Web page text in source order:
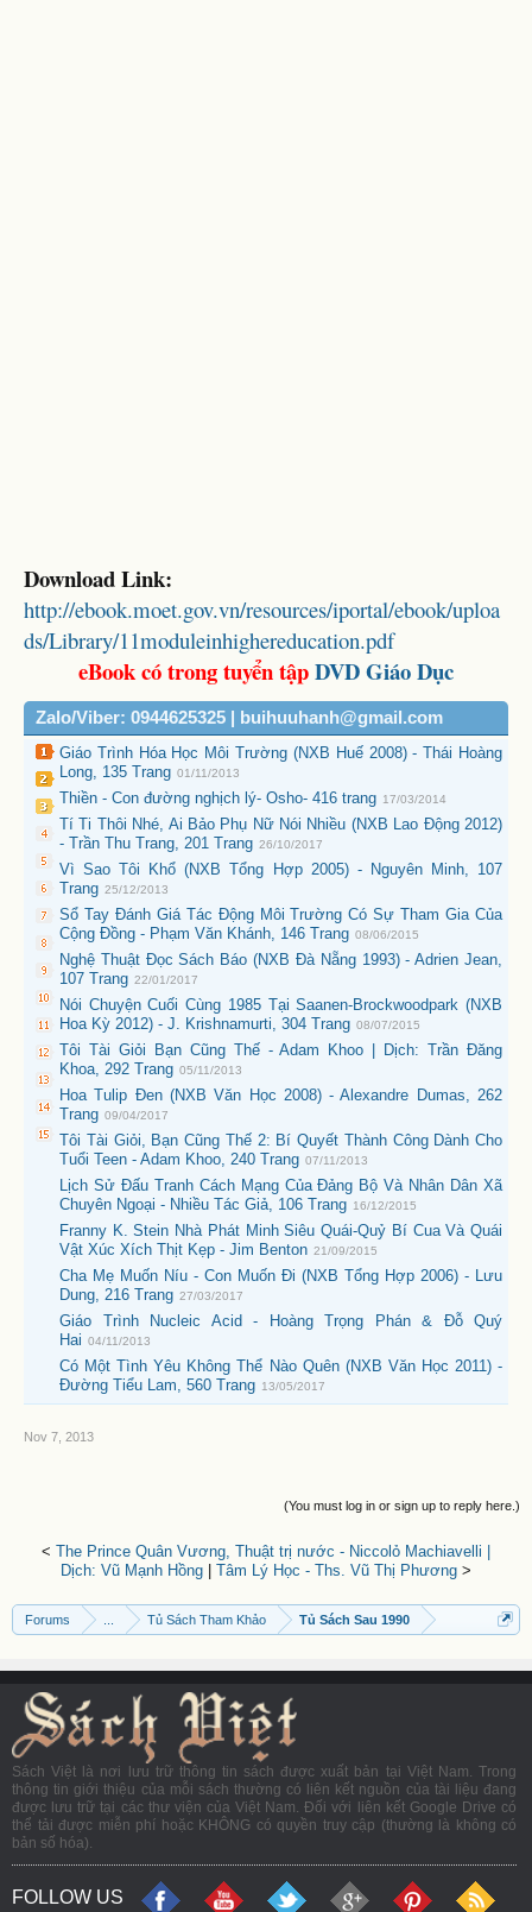
Download Link:
http://ebook.moet.gov.vn/resources/iportal/ebook/uploa
ds/Library/11moduleinhighereducation.pdf
eBook có trong tuyển tậpDVD Giáo Dục
Zalo/Viber: 0944625325 | buihuuhanh@gmail.com
Giáo Trình Hóa Học Môi Trường (NXB Huế 2008) - Thái Hoàng
Long, 135 Trang 01/11/2013
Thiền - Con đường nghịch lý- Osho- 416 trang 17/03/2014
Tí Ti Thôi Nhé, Ai Bảo Phụ Nữ Nói Nhiều (NXB Lao Động 2012)
- Trần Thu Trang, 201 Trang 26/10/2017
Vì Sao Tôi Khổ (NXB Tổng Hợp 2005) - Nguyên Minh, 107
Trang 25/12/2013
Sổ Tay Đánh Giá Tác Động Môi Trường Có Sự Tham Gia Của
Cộng Đồng - Phạm Văn Khánh, 146 Trang 08/06/2015
Nghệ Thuật Đọc Sách Báo (NXB Đà Nẵng 1993) - Adrien Jean,
107 Trang 22/01/2017
Nói Chuyện Cuối Cùng 1985 Tại Saanen-Brockwoodpark (NXB
Hoa Kỳ 2012) - J. Krishnamurti, 304 Trang 08/07/2015
Tôi Tài Giỏi Bạn Cũng Thế - Adam Khoo | Dịch: Trần Đăng
Khoa, 292 Trang 05/11/2013
Hoa Tulip Đen (NXB Văn Học 2008) - Alexandre Dumas, 262
Trang 09/04/2017
Tôi Tài Giỏi, Bạn Cũng Thế 2: Bí Quyết Thành Công Dành Cho
Tuổi Teen - Adam Khoo, 240 Trang 07/11/2013
Lịch Sử Đấu Tranh Cách Mạng Của Đảng Bộ Và Nhân Dân Xã
Chuyên Ngoại - Nhiều Tác Giả, 106 Trang 16/12/2015
Franny K. Stein Nhà Phát Minh Siêu Quái-Quỷ Bí Cua Và Quái
Vật Xúc Xích Thịt Kẹp - Jim Benton 21/09/2015
Cha Mẹ Muốn Níu - Con Muốn Đi (NXB Tổng Hợp 2006) - Lưu
Dung, 216 Trang 27/03/2017
Giáo Trình Nucleic Acid - Hoàng Trọng Phán & Đỗ Quý
Hai 04/11/2013
Có Một Tình Yêu Không Thể Nào Quên (NXB Văn Học 2011) -
Đường Tiểu Lam, 560 Trang 13/05/2017
Nov 7, 2013
(You must log in or sign up to reply here.)
< The Prince Quân Vương, Thuật trị nước - Niccolỏ Machiavelli |
Dịch: Vũ Mạnh Hồng
Tâm Lý Học - Ths. Vũ Thị Phương >
Forums Tủ Sách Tham Khảo Tủ Sách Sau 1990
Sách Việt là nơi lưu trữ thông tin sách được xuất bản tại Việt Nam. Trong
thông tin giới thiệu của mỗi sách thường có liên kết nguồn của tài liệu đang
được lưu trữ tại các thư viện của Việt Nam. Đối với liên kết Google Drive có
thể tải được miễn phí hoặc KHÔNG có quyền truy cập (thường là không có
bản số hóa).
FOLLOW US